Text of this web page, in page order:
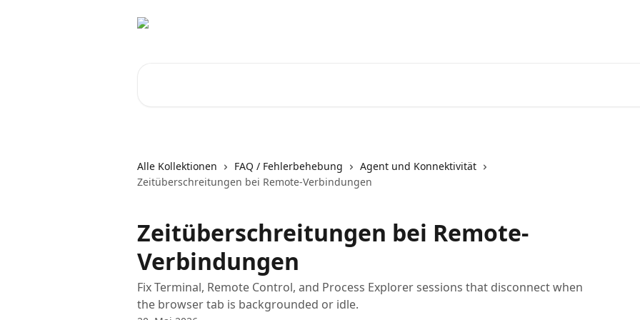
Alle Kollektionen FAQ / Fehlerbehebung
Agent und Konnektivität
Zeitüberschreitungen bei Remote-Verbindungen
Zeitüberschreitungen bei Remote-
Verbindungen
Fix Terminal, Remote Control, and Process Explorer sessions that disconnect when
the browser tab is backgrounded or idle.